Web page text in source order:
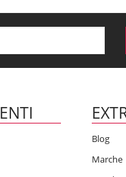
Blog
Marche